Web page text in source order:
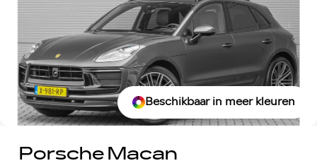
Beschikbaar in meer kleuren
Porsche Macan